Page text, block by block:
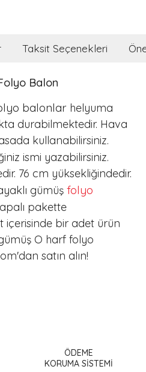
Taksit Seçenekleri
Balon
balonlar helyuma
durabilmektedir. Hava
kullanabilirsiniz.
ismi yazabilirsiniz.
76 cm yüksekliğindedir.
gümüş folyo
pakette
içerisinde bir adet ürün
O harf folyo
satın alın!
ederiz.
ÖDEME
KORUMA SİSTEMİ